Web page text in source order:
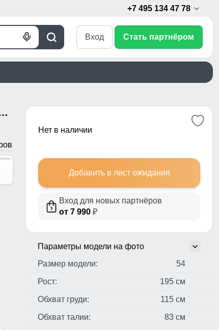
+7 495 134 47 78
Поиск
Голосовой
Вход Стать партнёром
зимние спортивные черного цвета 21135Ch
Нет в наличии
Добавить в лист ожидания
Вход для новых партнёров
от 7 990 ₽
Параметры модели на фото
Размер модели:
54
Рост: 195 см
Обхват груди: 115 см
Обхват талии: 83 см